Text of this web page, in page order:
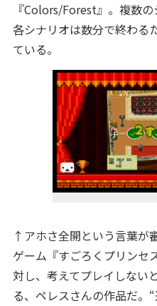
『Colors/Forest』。複数の
各シナリオは数分で終わる
ている。
↑アホさ全開という言葉が
ゲーム『すごろくプリンセ
対し、考えてプレイしない
る、ペレスさんの作品だ。